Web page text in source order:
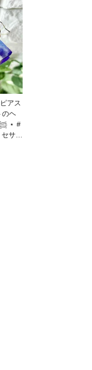
アス
⋆ #
ー #